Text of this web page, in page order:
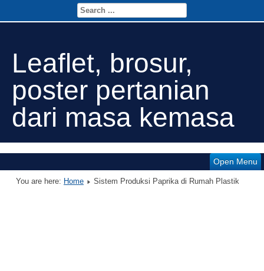
Leaflet, brosur,
poster pertanian
dari masa kemasa
Open Menu
You are here: Home Sistem Produksi Paprika di Rumah Plastik